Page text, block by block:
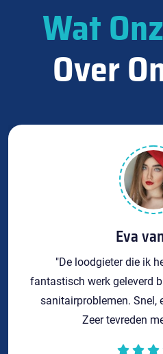
Wat
Over
Eva
"De loodgieter die ik
fantastisch werk geleverd
sanitairproblemen. Snel,
Zeer tevreden